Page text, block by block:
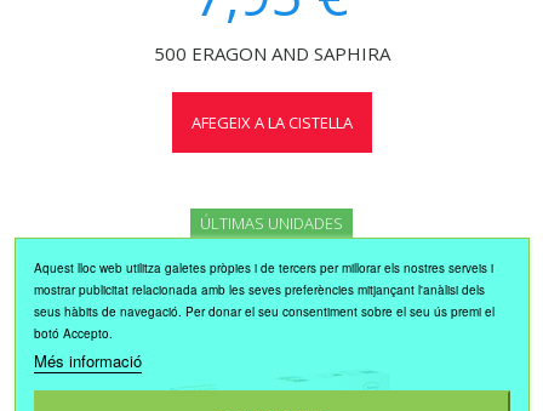
500 ERAGON AND SAPHIRA
AFEGEIX A LA CISTELLA
ÚLTIMAS UNIDADES
Aquest lloc web utilitza galetes pròpies i de tercers per millorar els nostres serveis i
mostrar publicitat relacionada amb les seves preferències mitjançant l'anàlisi dels
seus hàbits de navegació. Per donar el seu consentiment sobre el seu ús premi el
botó Accepto.
Més informació